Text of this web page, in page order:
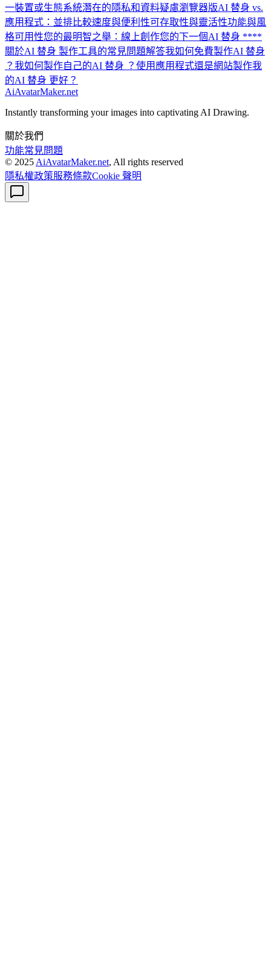
一裝置或生態系統潛在的隱私和資料疑慮瀏覽器版AI 替身 vs.
應用程式：並排比較速度與便利性可存取性與靈活性功能與風
格可用性您的最明智之舉：線上創作您的下一個AI 替身 ****
關於AI 替身 製作工具的常見問題解答我如何免費製作AI 替身
？ 我如何製作自己的AI 替身 ？ 使用應用程式還是網站製作我
的AI 替身 更好？
AiAvatarMaker.net
Instantly transforming your images into captivating AI Drawing.
關於我們
功能常見問題
© 2025 AiAvatarMaker.net, All rights reserved
隱私權政策服務條款Cookie 聲明